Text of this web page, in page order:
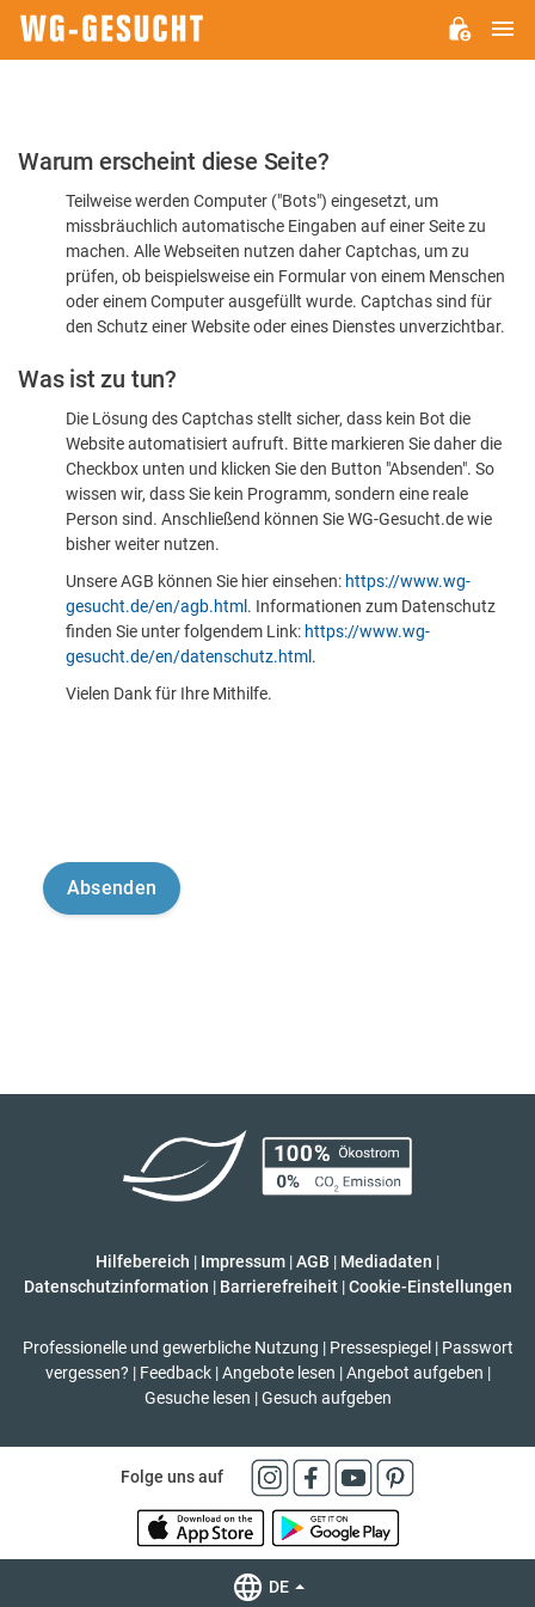
Bitte
dass
sind
Warum erscheint diese Seite?
Teilweise werden Computer ("Bots") eingesetzt, um
missbräuchlich automatische Eingaben auf einer Seite zu
machen. Alle Webseiten nutzen daher Captchas, um zu
prüfen, ob beispielsweise ein Formular von einem Menschen
oder einem Computer ausgefüllt wurde. Captchas sind für
den Schutz einer Website oder eines Dienstes unverzichtbar.
Was ist zu tun?
Die Lösung des Captchas stellt sicher, dass kein Bot die
Website automatisiert aufruft. Bitte markieren Sie daher die
Checkbox unten und klicken Sie den Button "Absenden". So
wissen wir, dass Sie kein Programm, sondern eine reale
Person sind. Anschließend können Sie WG-Gesucht.de wie
bisher weiter nutzen.
Unsere AGB können Sie hier einsehen: https://www.wg-
gesucht.de/en/agb.html . Informationen zum Datenschutz
finden Sie unter folgendem Link: https://www.wg-
gesucht.de/en/datenschutz.html .
Vielen Dank für Ihre Mithilfe.
Hilfebereich | Impressum |AGB | Mediadaten |
Datenschutzinformation | Barrierefreiheit | Cookie-Einstellungen
Professionelle und gewerbliche Nutzung | Pressespiegel | Passwort
vergessen? | Feedback | Angebote lesen | Angebot aufgeben |
Gesuche lesen | Gesuch aufgeben
Folge uns auf
DE